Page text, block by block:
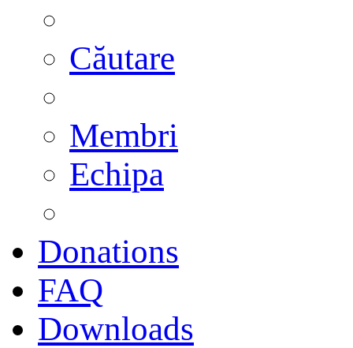
Căutare
Membri
Echipa
Donations
FAQ
Downloads